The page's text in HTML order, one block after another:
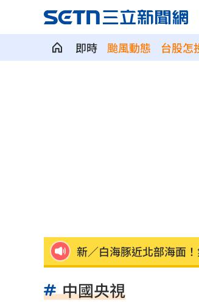
即時 颱風動態 台股怎
新／白海豚近北部海面
中國央視